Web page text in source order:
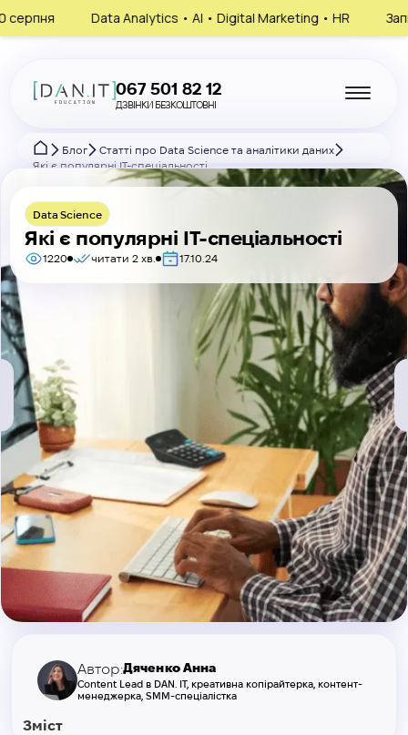
Analytics • AI • Digital Marketing • HR Запишись на
067 501 82 12
ДЗВІНКИ БЕЗКОШТОВНІ
Блог
Статті про Data Science та аналітики даних
Які є популярні IT-спеціальності
Data Science
Які є популярні IT-спеціальності
1220 читати 2 хв. 17.10.24
Автор:Дяченко Анна
Content Lead в DAN. IT, креативна копірайтерка, контент-
менеджерка, SMM-спеціалістка
Зміст